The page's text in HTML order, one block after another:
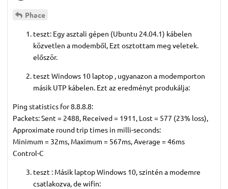
Phace
teszt: Egy asztali gépen (Ubuntu 24.04.1) kábelen
közvetlen a modemből, Ezt osztottam meg veletek.
először.
teszt Windows 10 laptop , ugyanazon a modemporton
másik UTP kábelen. Ezt az eredményt produkálja:
Ping statistics for 8.8.8.8:
Packets: Sent = 2488, Received = 1911, Lost = 577 (23% loss),
Approximate round trip times in milli-seconds:
Minimum = 32ms, Maximum = 567ms, Average = 46ms
Control-C
teszt : Másik laptop Windows 10, szintén a modemre
csatlakozva, de wifin: